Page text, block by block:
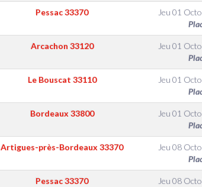
Pessac33370 Jeu 01
Arcachon 33120 Jeu 01
Le Bouscat 33110 Jeu 01
Bordeaux 33800 Jeu 01
Artigues-près-Bordeaux 33370 Jeu 08
Pessac33370 Jeu 08